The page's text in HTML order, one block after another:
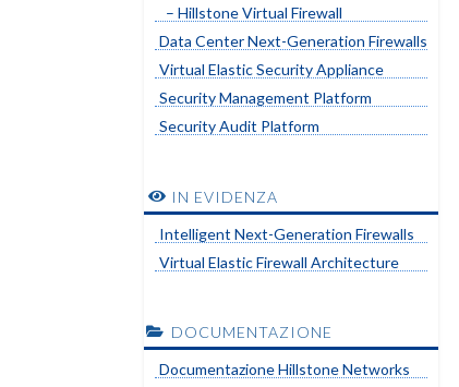
– Hillstone Virtual Firewall
Data Center Next-Generation Firewalls
Virtual Elastic Security Appliance
Security Management Platform
Security Audit Platform
IN EVIDENZA
Intelligent Next-Generation Firewalls
Virtual Elastic Firewall Architecture
DOCUMENTAZIONE
Documentazione Hillstone Networks